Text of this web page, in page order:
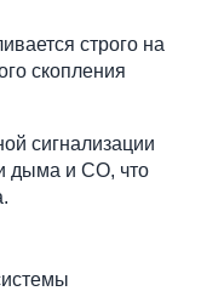
строго на
скопления
сигнализации
дыма и CO, что